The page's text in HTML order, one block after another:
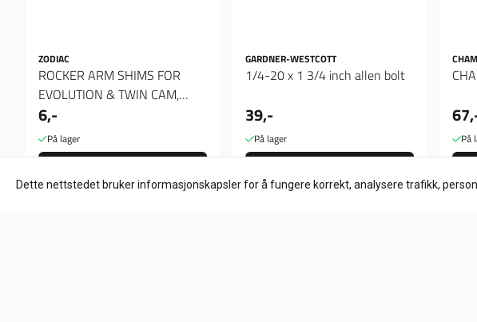
ZODIAC
ROCKER ARM SHIMS FOR
EVOLUTION & TWIN CAM,
Spacer 020"
6,-
På lager
GARDNER-WESTCOTT
1/4-20 x 1 3/4 inch allen bolt
39,-
På lager
På
Dette nettstedet bruker informasjonskapsler for å fungere korrekt, analysere trafikk,